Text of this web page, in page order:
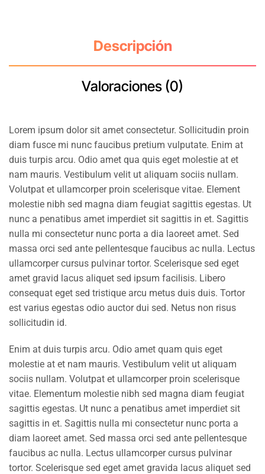
Descripción
Valoraciones (0)
Lorem ipsum dolor sit amet consectetur. Sollicitudin proin
diam fusce mi nunc faucibus pretium vulputate. Enim at
duis turpis arcu. Odio amet qua quis eget molestie at et
nam mauris. Vestibulum velit ut aliquam sociis nullam.
Volutpat et ullamcorper proin scelerisque vitae. Element
molestie nibh sed magna diam feugiat sagittis egestas. Ut
nunc a penatibus amet imperdiet sit sagittis in et. Sagittis
nulla mi consectetur nunc porta a dia laoreet amet. Sed
massa orci sed ante pellentesque faucibus ac nulla. Lectus
ullamcorper cursus pulvinar tortor. Scelerisque sed eget
amet gravid lacus aliquet sed ipsum facilisis. Libero
consequat eget sed tristique arcu metus duis duis. Tortor
est varius egestas odio auctor dui sed. Netus non risus
sollicitudin id.
Enim at duis turpis arcu. Odio amet quam quis eget
molestie at et nam mauris. Vestibulum velit ut aliquam
sociis nullam. Volutpat et ullamcorper proin scelerisque
vitae. Elementum molestie nibh sed magna diam feugiat
sagittis egestas. Ut nunc a penatibus amet imperdiet sit
sagittis in et. Sagittis nulla mi consectetur nunc porta a
diam laoreet amet. Sed massa orci sed ante pellentesque
faucibus ac nulla. Lectus ullamcorper cursus pulvinar
tortor. Scelerisque sed eget amet gravida lacus aliquet sed